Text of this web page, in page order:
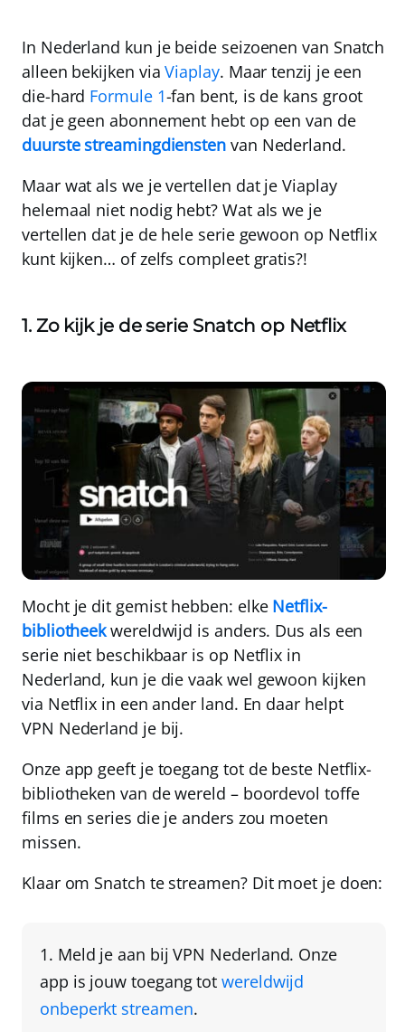
In Nederland kun je beide seizoenen van Snatch
alleen bekijken viaViaplay. Maar tenzij je een
die-hard Formule 1-fan bent, is de kans groot
dat je geen abonnement hebt op een van de
duurste streamingdiensten van Nederland.
Maar wat als we je vertellen dat je Viaplay
helemaal niet nodig hebt? Wat als we je
vertellen dat je de hele serie gewoon op Netflix
kunt kijken… of zelfs compleet gratis?!
1. Zo kijk je de serie Snatch op Netflix
Mocht je dit gemist hebben: elke Netflix-
bibliotheekwereldwijd is anders. Dus als een
serie niet beschikbaar is op Netflix in
Nederland, kun je die vaak wel gewoon kijken
via Netflix in een ander land. En daar helpt
VPN Nederland je bij.
Onze app geeft je toegang tot de beste Netflix-
bibliotheken van de wereld – boordevol toffe
films en series die je anders zou moeten
missen.
Klaar om Snatch te streamen? Dit moet je doen:
Meld je aan bij VPN Nederland. Onze
app is jouw toegang totwereldwijd
onbeperkt streamen.